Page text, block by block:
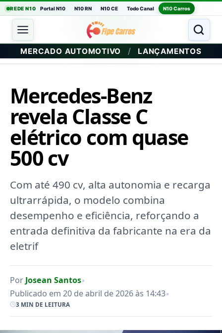
REDE N10 Portal N10 N10 RN N10 CE Todo Canal N10 Carros
MERCADO AUTOMOTIVO / LANÇAMENTOS
Mercedes-Benz
revela Classe C
elétrico com quase
500 cv
Com até 490 cv, alta autonomia e recarga
ultrarrápida, o modelo combina
desempenho e eficiência, reforçando a
entrada definitiva da fabricante na era da
eletrif
Por Josean Santos•
Publicado em 20 de abril de 2026 às 14:43•
3 MIN DE LEITURA